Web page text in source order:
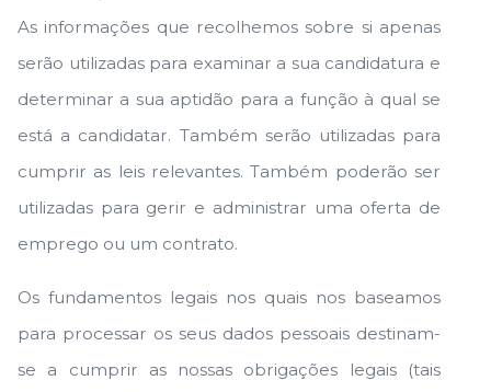
As informações que recolhemos sobre si apenas
serão utilizadas para examinar a sua candidatura e
determinar a sua aptidão para a função à qual se
está a candidatar. Também serão utilizadas para
cumprir as leis relevantes. Também poderão ser
utilizadas para gerir e administrar uma oferta de
emprego ou um contrato.
Os fundamentos legais nos quais nos baseamos
para processar os seus dados pessoais destinam-
se a cumprir as nossas obrigações legais (tais